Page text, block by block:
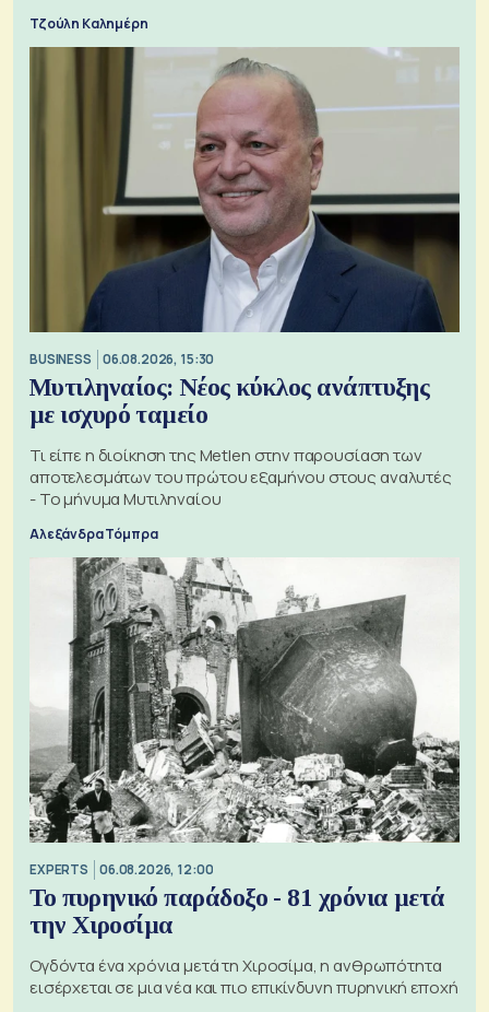
Τζούλη Καλημέρη
BUSINESS 06.08.2026, 15:30
Μυτιληναίος: Νέος κύκλος ανάπτυξης
με ισχυρό ταμείο
Τι είπε η διοίκηση της Metlen στην παρουσίαση των
αποτελεσμάτων του πρώτου εξαμήνου στους αναλυτές
- Το μήνυμα Μυτιληναίου
Αλεξάνδρα Τόμπρα
EXPERTS 06.08.2026, 12:00
Το πυρηνικό παράδοξο - 81 χρόνια μετά
την Χιροσίμα
Ογδόντα ένα χρόνια μετά τη Χιροσίμα, η ανθρωπότητα
εισέρχεται σε μια νέα και πιο επικίνδυνη πυρηνική εποχή